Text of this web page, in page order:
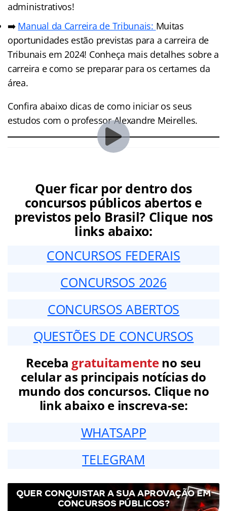
administrativos!
➡️ Manual da Carreira de Tribunais: Muitas
oportunidades estão previstas para a carreira de
Tribunais em 2024! Conheça mais detalhes sobre a
carreira e como se preparar para os certames da
área.
Confira abaixo dicas de como iniciar os seus
estudos com o professor Alexandre Meirelles.
Quer ficar por dentro dos
concursos públicos abertos e
previstos pelo Brasil? Clique nos
links abaixo:
CONCURSOS FEDERAIS
CONCURSOS 2026
CONCURSOS ABERTOS
QUESTÕES DE CONCURSOS
Receba gratuitamenteno seu
celular as principais notícias do
mundo dos concursos. Clique no
link abaixo e inscreva-se:
WHATSAPP
TELEGRAM
QUER CONQUISTAR A SUA APROVAÇÃO EM
CONCURSOS PÚBLICOS?